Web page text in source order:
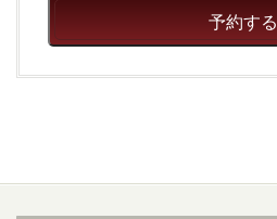
予約する